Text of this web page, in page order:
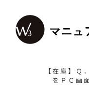
content
【在庫】Ｑ
をＰＣ画